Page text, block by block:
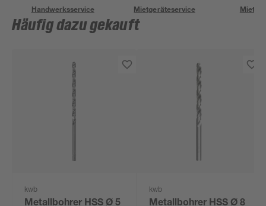
Handwerksservice Mietgeräteservice
Häufig dazu gekauft
kwb
Metallbohrer HSS Ø 5
kwb
Metallbohrer HSS Ø 8